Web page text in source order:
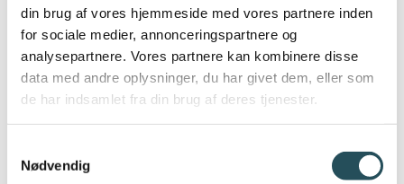
din brug af vores hjemmeside med vores partnere inden
for sociale medier, annonceringspartnere og
analysepartnere. Vores partnere kan kombinere disse
data med andre oplysninger, du har givet dem, eller som
de har indsamlet fra din brug af deres tjenester.
Nødvendig
inspiration til at sætte mere skub i
skønne offentlige måltider med mange
planter. Med Planteløftet skaber vi en
platform, hvorfra vi deler viden, og
køkkenerne hjælper hinanden med deres
måltider.”